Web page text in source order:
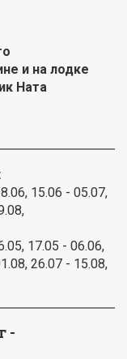
и на лодке
Ната
15.06 - 05.07,
17.05 - 06.06,
26.07 - 15.08,
-